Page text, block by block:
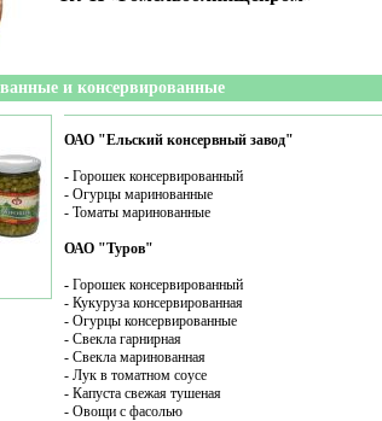
и консервированные
ОАО "Ельский консервный завод"
- Горошек консервированный
- Огурцы маринованные
- Томаты маринованные
ОАО "Туров"
- Горошек консервированный
- Кукуруза консервированная
- Огурцы консервированные
- Свекла гарнирная
- Свекла маринованная
- Лук в томатном соусе
- Капуста свежая тушеная
- Овощи с фасолью